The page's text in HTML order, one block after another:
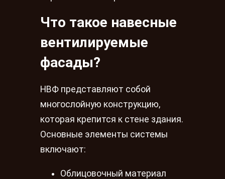
Что такое навесные
вентилируемые
фасады?
НВФ представляют собой
многослойную конструкцию,
которая крепится к стене здания.
Основные элементы системы
включают:
Облицовочный материал